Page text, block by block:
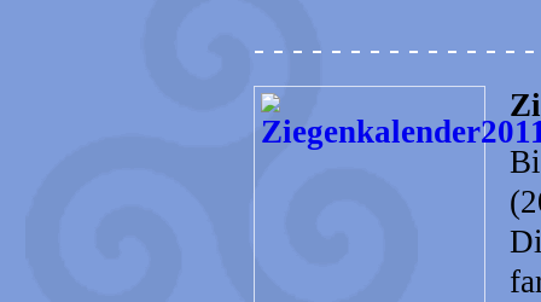
- - - - - - - - - - - - - -